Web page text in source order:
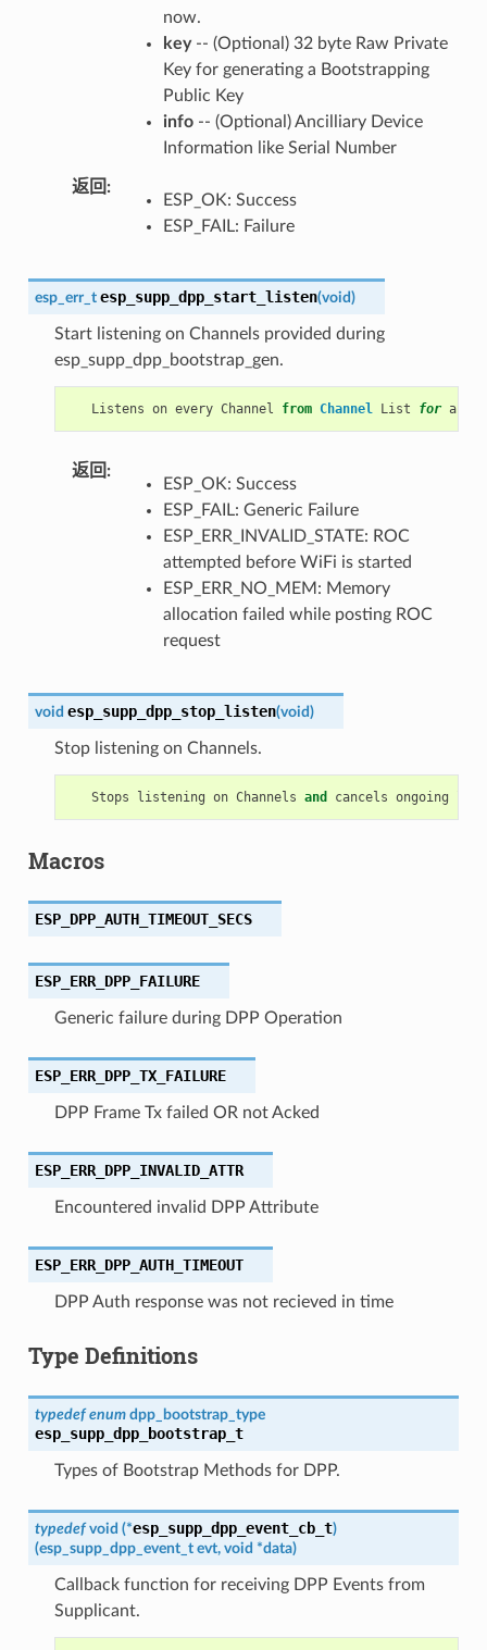
now.
key-- (Optional) 32 byte Raw Private
Key for generating a Bootstrapping
Public Key
info-- (Optional) Ancilliary Device
Information like Serial Number
返回
ESP_OK: Success
ESP_FAIL: Failure
esp_err_t esp_supp_dpp_start_listen(void)
Start listening on Channels provided during
esp_supp_dpp_bootstrap_gen.
Listens on every Channel from Channel List for a
返回
ESP_OK: Success
ESP_FAIL: Generic Failure
ESP_ERR_INVALID_STATE: ROC
attempted before WiFi is started
ESP_ERR_NO_MEM: Memory
allocation failed while posting ROC
request
void esp_supp_dpp_stop_listen(void)
Stop listening on Channels.
Stops listening on Channels and cancels ongoing
Macros
ESP_DPP_AUTH_TIMEOUT_SECS
ESP_ERR_DPP_FAILURE
Generic failure during DPP Operation
ESP_ERR_DPP_TX_FAILURE
DPP Frame Tx failed OR not Acked
ESP_ERR_DPP_INVALID_ATTR
Encountered invalid DPP Attribute
ESP_ERR_DPP_AUTH_TIMEOUT
DPP Auth response was not recieved in time
Type Definitions
typedef enum dpp_bootstrap_type
esp_supp_dpp_bootstrap_t
Types of Bootstrap Methods for DPP.
typedef void (*esp_supp_dpp_event_cb_t)
(esp_supp_dpp_event_t evt, void *data)
Callback function for receiving DPP Events from
Supplicant.